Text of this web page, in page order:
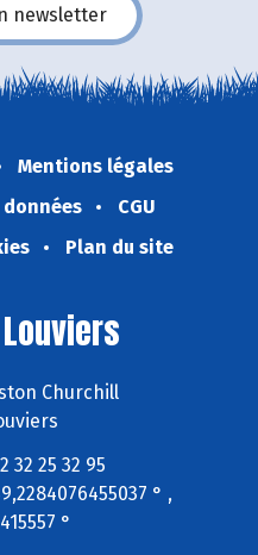
newsletter
Mentions légales
CGU
Plan du site
Churchill
32 25 32 95
° ,
°